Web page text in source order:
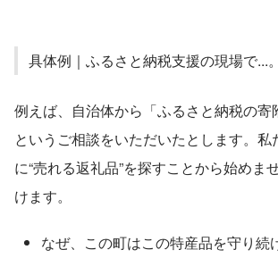
具体例｜ふるさと納税支援の現場で...。
例えば、自治体から「ふるさと納税の寄
というご相談をいただいたとします。私
に“売れる返礼品”を探すことから始めま
けます。
なぜ、この町はこの特産品を守り続